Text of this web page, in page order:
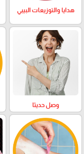
هدايا والتوزيعات البيبي
وصل حديثا